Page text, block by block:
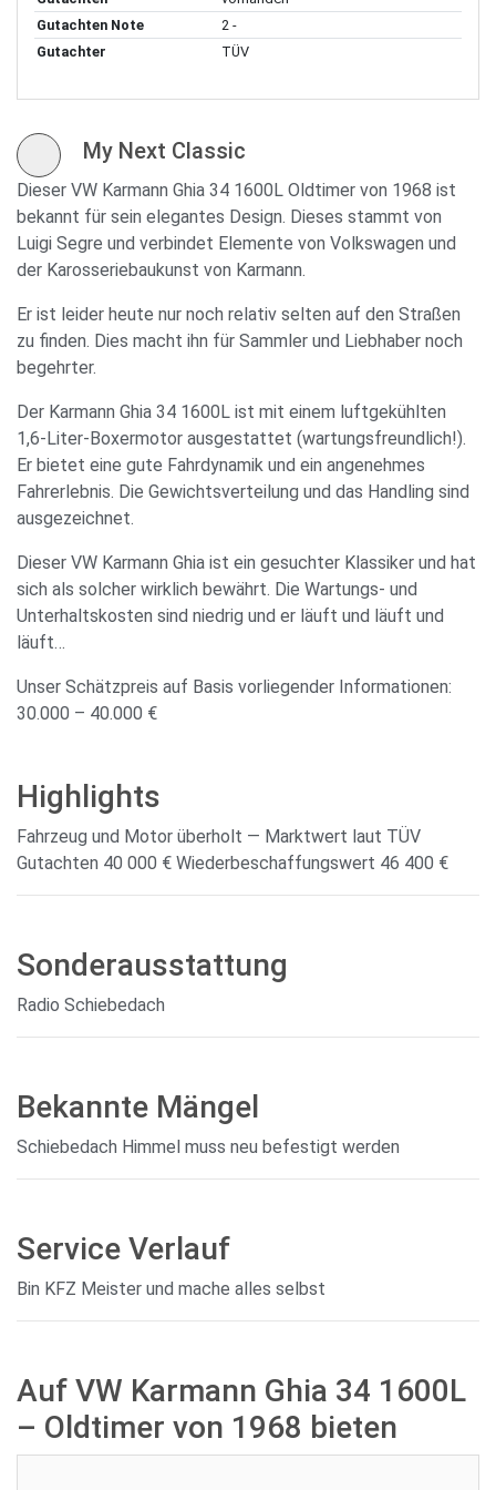
My Next Classic
Dieser VW Karmann Ghia 34 1600L Oldtimer von 1968 ist
bekannt für sein elegantes Design. Dieses stammt von
Luigi Segre und verbindet Elemente von Volkswagen und
der Karosseriebaukunst von Karmann.
Er ist leider heute nur noch relativ selten auf den Straßen
zu finden. Dies macht ihn für Sammler und Liebhaber noch
begehrter.
Der Karmann Ghia 34 1600L ist mit einem luftgekühlten
1,6-Liter-Boxermotor ausgestattet (wartungsfreundlich!).
Er bietet eine gute Fahrdynamik und ein angenehmes
Fahrerlebnis. Die Gewichtsverteilung und das Handling sind
ausgezeichnet.
Dieser VW Karmann Ghia ist ein gesuchter Klassiker und hat
sich als solcher wirklich bewährt. Die Wartungs- und
Unterhaltskosten sind niedrig und er läuft und läuft und
läuft…
Unser Schätzpreis auf Basis vorliegender Informationen:
30.000 – 40.000 €
Highlights
Fahrzeug und Motor überholt — Marktwert laut TÜV
Gutachten 40 000 € Wiederbeschaffungswert 46 400 €
Sonderausstattung
Radio Schiebedach
Bekannte Mängel
Schiebedach Himmel muss neu befestigt werden
Service Verlauf
Bin KFZ Meister und mache alles selbst
Auf VW Karmann Ghia 34 1600L
– Oldtimer von 1968 bieten
Gutachten Note
2 -
Gutachter
TÜV